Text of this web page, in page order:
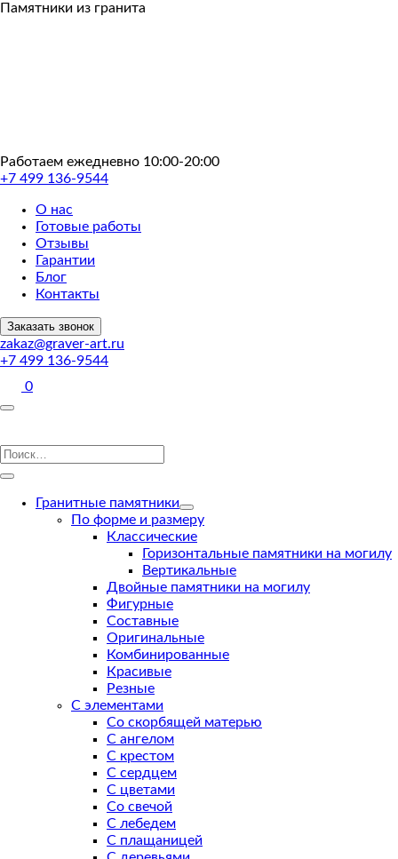
Пропустить
Памятники из гранита
Работаем ежедневно 10:00-20:00
+7 499 136-9544
О нас
Готовые работы
Отзывы
Гарантии
Блог
Контакты
Заказать звонок
zakaz@graver-art.ru
+7 499 136-9544
0
Гранитные памятники
По форме и размеру
Классические
Горизонтальные памятники на могилу
Вертикальные
Двойные памятники на могилу
Фигурные
Составные
Оригинальные
Комбинированные
Красивые
Резные
С элементами
Со скорбящей матерью
С ангелом
С крестом
С сердцем
С цветами
Со свечой
С лебедем
С плащаницей